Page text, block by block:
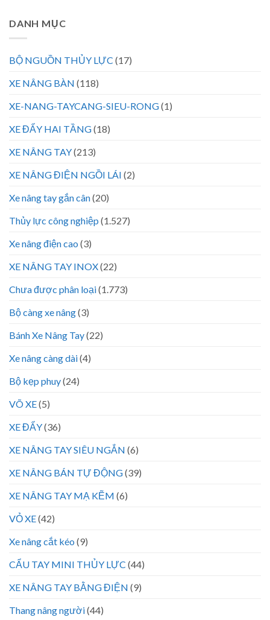
DANH MỤC
BỘ NGUỒN THỦY LỰC (17)
XE NÂNG BÀN (118)
XE-NANG-TAYCANG-SIEU-RONG(1)
XE ĐẨY HAI TẦNG(18)
XE NÂNG TAY(213)
XE NÂNG ĐIỆN NGỒI LÁI (2)
Xe nâng tay gắn cân(20)
Thủy lực công nghiệp (1.527)
Xe nâng điện cao (3)
XE NÂNG TAY INOX(22)
Chưa được phân loại(1.773)
Bộ càng xe nâng(3)
Bánh Xe Nâng Tay(22)
Xe nâng càng dài(4)
Bộ kẹp phuy(24)
VÕ XE(5)
XE ĐẨY(36)
XE NÂNG TAY SIÊU NGẮN (6)
XE NÂNG BÁN TỰ ĐỘNG(39)
XE NÂNG TAY MẠ KẼM (6)
VỎ XE(42)
Xe nâng cắt kéo (9)
CẨU TAY MINI THỦY LỰC (44)
XE NÂNG TAY BẰNG ĐIỆN (9)
Thang nâng người(44)